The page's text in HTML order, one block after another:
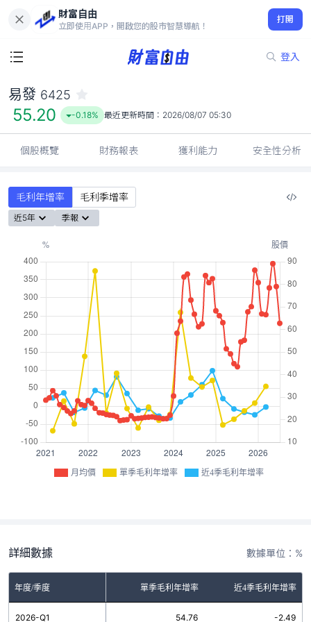
財富自由
立即使用APP，開啟您的股市智慧導航！
打開
登入
55.20
-0.18%
易發 6425
55.20 -0.18% 最近更新時間： 2026/08/07 05:30
個股概覽 財務報表 獲利能力 安全性分析
毛利年增率 毛利季增率
近5年 季報
月均價 單季毛利年增率 近4季毛利年增率
詳細數據 數據單位：%
年度/季度 單季毛利年增率 近4季毛利年增率
2026-Q1 54.76 -2.49